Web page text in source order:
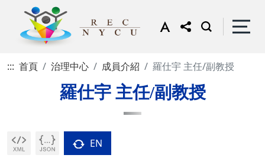
::: 首頁 治理中心 成員介紹 羅仕宇 主任/副教授
羅仕宇 主任/副教授
EN